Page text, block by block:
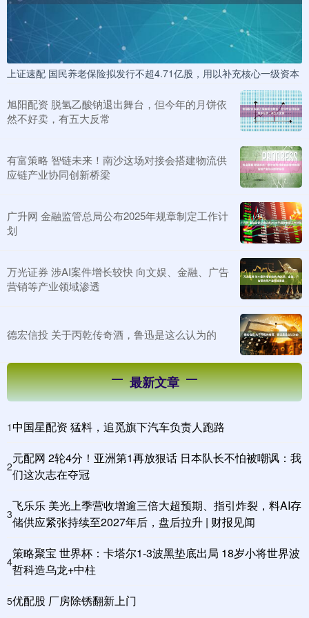
上证速配 国民养老保险拟发行不超4.71亿股，用以补充核心一级资本
旭阳配资 脱氢乙酸钠退出舞台，但今年的月饼依
然不好卖，有五大反常
有富策略 智链未来！南沙这场对接会搭建物流供
应链产业协同创新桥梁
广升网 金融监管总局公布2025年规章制定工作计
划
万光证券 涉AI案件增长较快 向文娱、金融、广告
营销等产业领域渗透
德宏信投 关于丙乾传奇酒，鲁迅是这么认为的
最新文章
1中国星配资 猛料，追觅旗下汽车负责人跑路
2
元配网 2轮4分！亚洲第1再放狠话 日本队长不怕被嘲讽：我
们这次志在夺冠
3
飞乐乐 美光上季营收增逾三倍大超预期、指引炸裂，料AI存
储供应紧张持续至2027年后，盘后拉升 | 财报见闻
4
策略聚宝 世界杯：卡塔尔1-3波黑垫底出局 18岁小将世界波
哲科造乌龙+中柱
5优配股 厂房除锈翻新上门